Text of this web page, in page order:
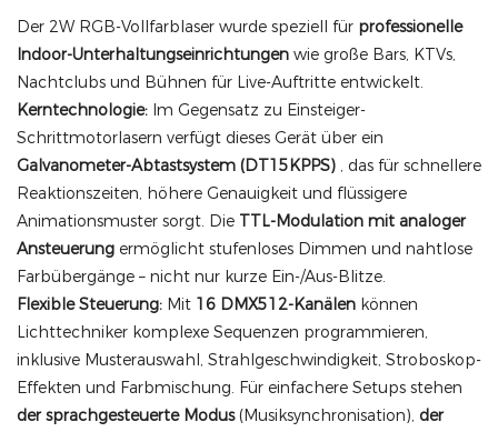
Der 2W RGB-Vollfarblaser wurde speziell für professionelle
Indoor-Unterhaltungseinrichtungen wie große Bars, KTVs,
Nachtclubs und Bühnen für Live-Auftritte entwickelt.
Kerntechnologie: Im Gegensatz zu Einsteiger-
Schrittmotorlasern verfügt dieses Gerät über ein
Galvanometer-Abtastsystem (DT15KPPS) , das für schnellere
Reaktionszeiten, höhere Genauigkeit und flüssigere
Animationsmuster sorgt. Die TTL-Modulation mit analoger
Ansteuerung ermöglicht stufenloses Dimmen und nahtlose
Farbübergänge – nicht nur kurze Ein-/Aus-Blitze.
Flexible Steuerung: Mit 16 DMX512-Kanälen können
Lichttechniker komplexe Sequenzen programmieren,
inklusive Musterauswahl, Strahlgeschwindigkeit, Stroboskop-
Effekten und Farbmischung. Für einfachere Setups stehen
der sprachgesteuerte Modus(Musiksynchronisation), der